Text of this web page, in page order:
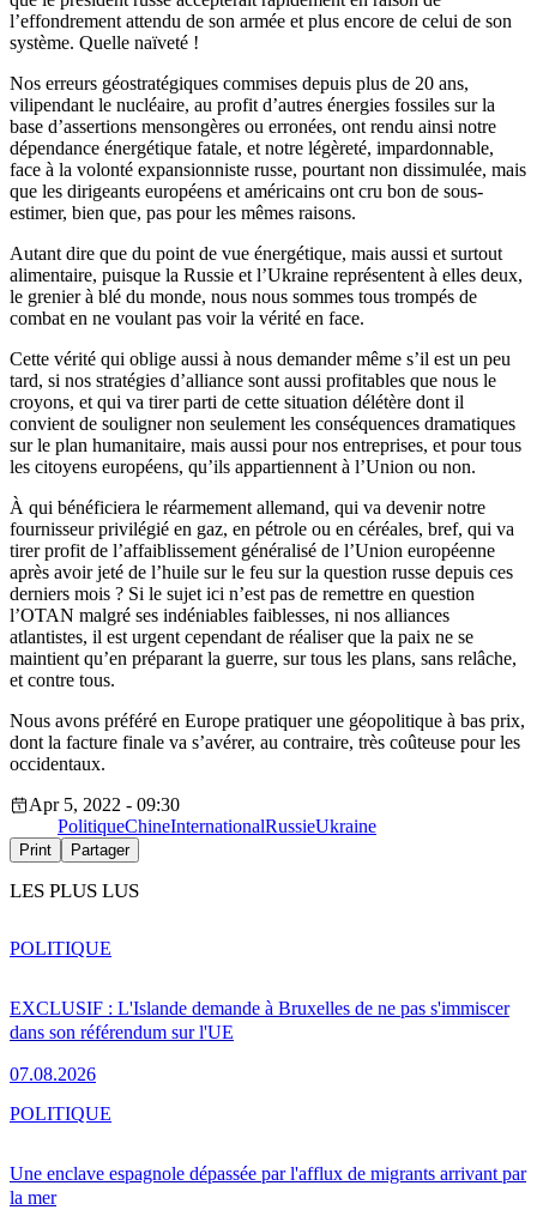
l’effondrement attendu de son armée et plus encore de celui de son
système. Quelle naïveté !
Nos erreurs géostratégiques commises depuis plus de 20 ans,
vilipendant le nucléaire, au profit d’autres énergies fossiles sur la
base d’assertions mensongères ou erronées, ont rendu ainsi notre
dépendance énergétique fatale, et notre légèreté, impardonnable,
face à la volonté expansionniste russe, pourtant non dissimulée, mais
que les dirigeants européens et américains ont cru bon de sous-
estimer, bien que, pas pour les mêmes raisons.
Autant dire que du point de vue énergétique, mais aussi et surtout
alimentaire, puisque la Russie et l’Ukraine représentent à elles deux,
le grenier à blé du monde, nous nous sommes tous trompés de
combat en ne voulant pas voir la vérité en face.
Cette vérité qui oblige aussi à nous demander même s’il est un peu
tard, si nos stratégies d’alliance sont aussi profitables que nous le
croyons, et qui va tirer parti de cette situation délétère dont il
convient de souligner non seulement les conséquences dramatiques
sur le plan humanitaire, mais aussi pour nos entreprises, et pour tous
les citoyens européens, qu’ils appartiennent à l’Union ou non.
À qui bénéficiera le réarmement allemand, qui va devenir notre
fournisseur privilégié en gaz, en pétrole ou en céréales, bref, qui va
tirer profit de l’affaiblissement généralisé de l’Union européenne
après avoir jeté de l’huile sur le feu sur la question russe depuis ces
derniers mois ? Si le sujet ici n’est pas de remettre en question
l’OTAN malgré ses indéniables faiblesses, ni nos alliances
atlantistes, il est urgent cependant de réaliser que la paix ne se
maintient qu’en préparant la guerre, sur tous les plans, sans relâche,
et contre tous.
Nous avons préféré en Europe pratiquer une géopolitique à bas prix,
dont la facture finale va s’avérer, au contraire, très coûteuse pour les
occidentaux.
Apr 5, 2022 - 09:30
PolitiqueChineInternationalRussieUkraine
Print Partager
LES PLUS LUS
EXCLUSIF : L'Islande demande à Bruxelles de ne pas s'immiscer
dans son référendum sur l'UE
07.08.2026
POLITIQUE
Une enclave espagnole dépassée par l'afflux de migrants arrivant par
la mer
POLITIQUE